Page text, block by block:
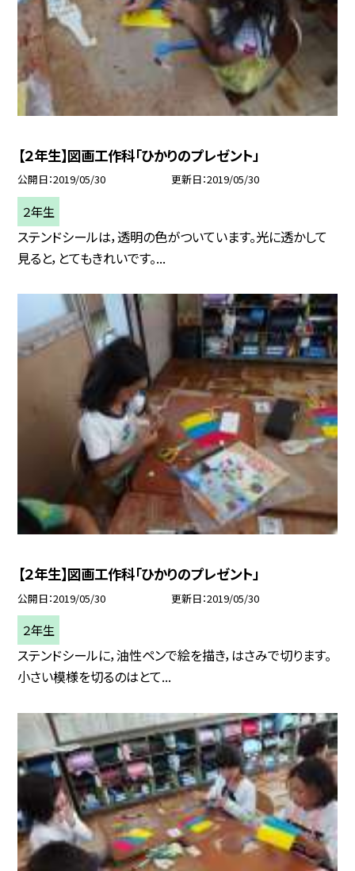
【２年生】図画工作科「ひかりのプレゼント」
公開日 2019/05/30 更新日 2019/05/30
２年生
ステンドシールは，透明の色がついています。光に透かして
見ると，とてもきれいです。...
【２年生】図画工作科「ひかりのプレゼント」
公開日 2019/05/30 更新日 2019/05/30
２年生
ステンドシールに，油性ペンで絵を描き，はさみで切ります。
小さい模様を切るのはとて...